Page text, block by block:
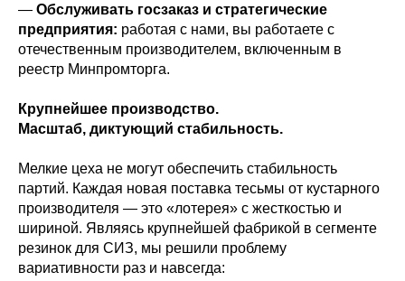
— Обслуживать госзаказ и стратегические
предприятия: работая с нами, вы работаете с
отечественным производителем, включенным в
реестр Минпромторга.
Крупнейшее производство.
Масштаб, диктующий стабильность.
Мелкие цеха не могут обеспечить стабильность
партий. Каждая новая поставка тесьмы от кустарного
производителя — это «лотерея» с жесткостью и
шириной. Являясь крупнейшей фабрикой в сегменте
резинок для СИЗ, мы решили проблему
вариативности раз и навсегда: